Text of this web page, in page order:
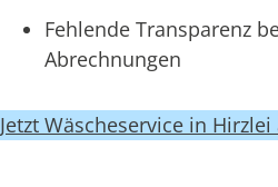
Fehlende Transparenz
Abrechnungen
Jetzt Wäscheservice in